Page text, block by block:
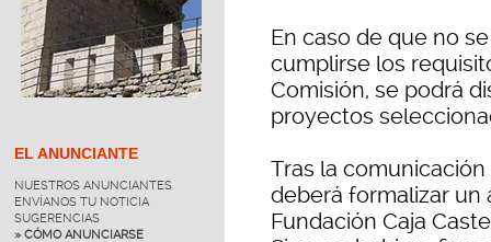
EL ANUNCIANTE
NUESTROS ANUNCIANTES
ENVÍANOS TU NOTICIA
SUGERENCIAS
» CÓMO ANUNCIARSE
En caso de que no
cumplirse los
Comisión, se podrá
proyectos
Tras la
deberá formalizar un
Fundación Caja